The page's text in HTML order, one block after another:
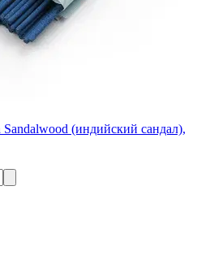
(индийский сандал),